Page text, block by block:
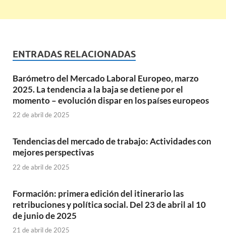
ENTRADAS RELACIONADAS
Barómetro del Mercado Laboral Europeo, marzo
2025. La tendencia a la baja se detiene por el
momento – evolución dispar en los países europeos
22 de abril de 2025
Tendencias del mercado de trabajo: Actividades con
mejores perspectivas
22 de abril de 2025
Formación: primera edición del itinerario las
retribuciones y política social. Del 23 de abril al 10
de junio de 2025
21 de abril de 2025